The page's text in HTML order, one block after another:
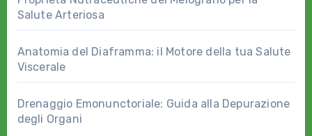
Salute Arteriosa
Anatomia del Diaframma: il Motore della tua Salute
Viscerale
Drenaggio Emonunctoriale: Guida alla Depurazione
degli Organi